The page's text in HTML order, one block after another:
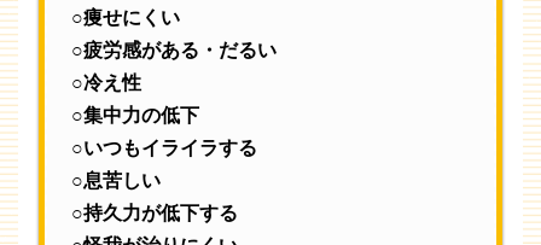
○痩せにくい
○疲労感がある・だるい
○冷え性
○集中力の低下
○いつもイライラする
○息苦しい
○持久力が低下する